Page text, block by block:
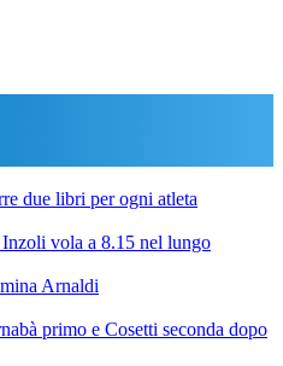
due libri per ogni atleta
vola a 8.15 nel lungo
Arnaldi
primo e Cosetti seconda dopo